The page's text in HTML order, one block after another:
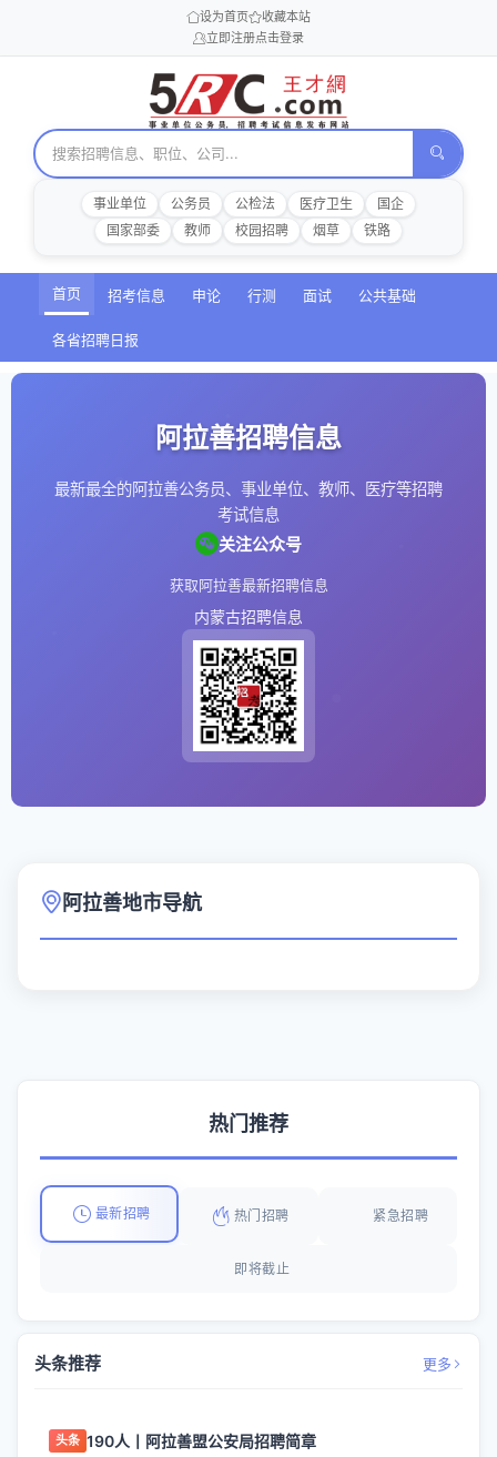
设为首页
收藏本站
立即注册点击登录
事业单位 公务员 公检法 医疗卫生
国企
国家部委
教师 校园招聘 烟草 铁路
首页 招考信息 申论 行测 面试 公共基础
各省招聘日报
阿拉善招聘信息
最新最全的阿拉善公务员、事业单位、教师、医疗等招聘
考试信息
关注公众号
获取阿拉善最新招聘信息
内蒙古招聘信息
阿拉善地市导航
热门推荐
最新招聘 热门招聘 紧急招聘
即将截止
头条推荐 更多
头条 190人丨阿拉善盟公安局招聘简章